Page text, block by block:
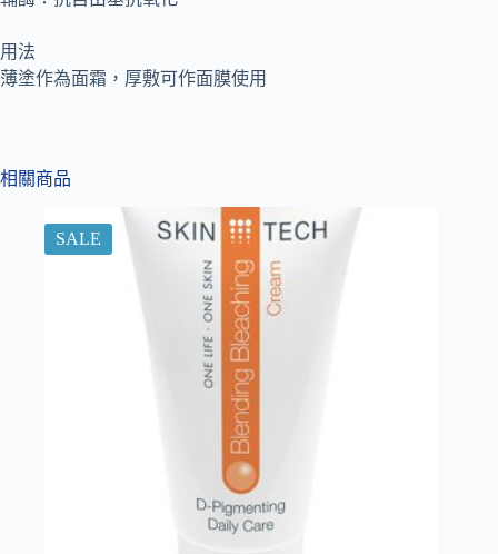
用法
薄塗作為面霜，厚敷可作面膜使用
相關商品
SALE